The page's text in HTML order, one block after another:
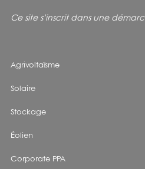
Ce site s’inscrit dans une
Agrivoltaïsme
Solaire
Stockage
Éolien
Corporate PPA